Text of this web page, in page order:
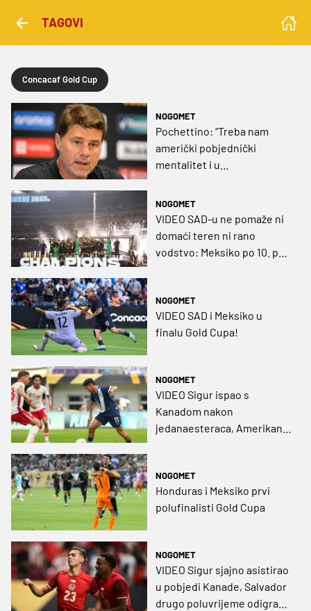
TAGOVI
Concacaf Gold Cup
NOGOMET
Pochettino: “Treba nam
američki pobjednički
mentalitet i u
NOGOMET
VIDEO SAD-u ne pomaže ni
domaći teren ni rano
vodstvo: Meksiko po 10. put
NOGOMET
VIDEO SAD i Meksiko u
finalu Gold Cupa!
NOGOMET
VIDEO Sigur ispao s
Kanadom nakon
jedanaesteraca, Amerikanci
NOGOMET
Honduras i Meksiko prvi
polufinalisti Gold Cupa
NOGOMET
VIDEO Sigur sjajno asistirao
u pobjedi Kanade, Salvador
drugo poluvrijeme odigrao